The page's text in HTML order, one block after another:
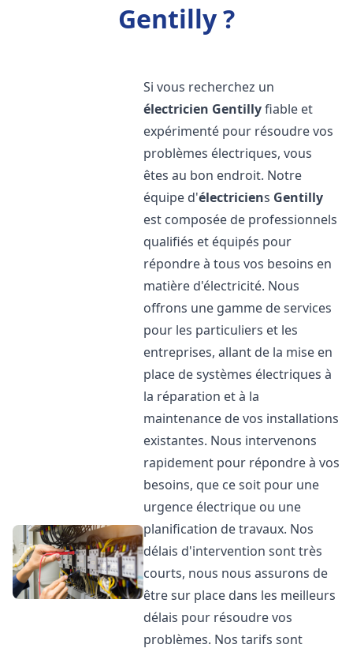
Gentilly ?
Si vous recherchez un
électricien Gentillyfiable et
expérimenté pour résoudre vos
problèmes électriques, vous
êtes au bon endroit. Notre
équipe d'électriciens Gentilly
est composée de professionnels
qualifiés et équipés pour
répondre à tous vos besoins en
matière d'électricité. Nous
offrons une gamme de services
pour les particuliers et les
entreprises, allant de la mise en
place de systèmes électriques à
la réparation et à la
maintenance de vos installations
existantes. Nous intervenons
rapidement pour répondre à vos
besoins, que ce soit pour une
urgence électrique ou une
planification de travaux. Nos
délais d'intervention sont très
courts, nous nous assurons de
être sur place dans les meilleurs
délais pour résoudre vos
problèmes. Nos tarifs sont